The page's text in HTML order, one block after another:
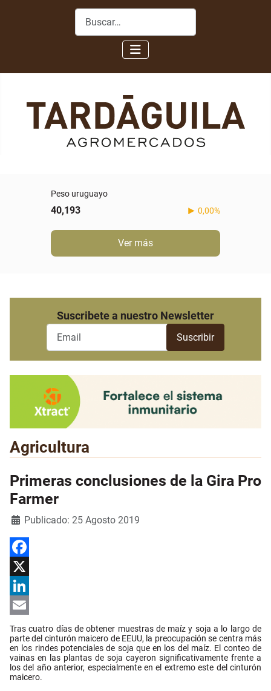
Buscar
Peso uruguayo
40,193 0,00%
Ver más
Suscribete a nuestro Newsletter
Agricultura
Primeras conclusiones de la Gira Pro
Farmer
Detalles
Publicado: 25 Agosto 2019
Facebook
X
LinkedIn
Email
Tras cuatro días de obtener muestras de maíz y soja a lo largo de
parte del cinturón maicero de EEUU, la preocupación se centra más
en los rindes potenciales de soja que en los del maíz. El conteo de
vainas en las plantas de soja cayeron significativamente frente a
los del año anterior, especialmente en el extremo este del cinturón
maicero.